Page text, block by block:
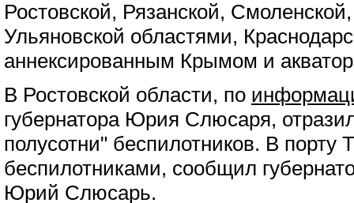
Ростовской, Рязанской,
Ульяновской областями,
аннексированным Крымом и
В Ростовской области, по
губернатора Юрия Слюсаря,
полусотни" беспилотников. В порту
беспилотниками, сообщил
Юрий Слюсарь.